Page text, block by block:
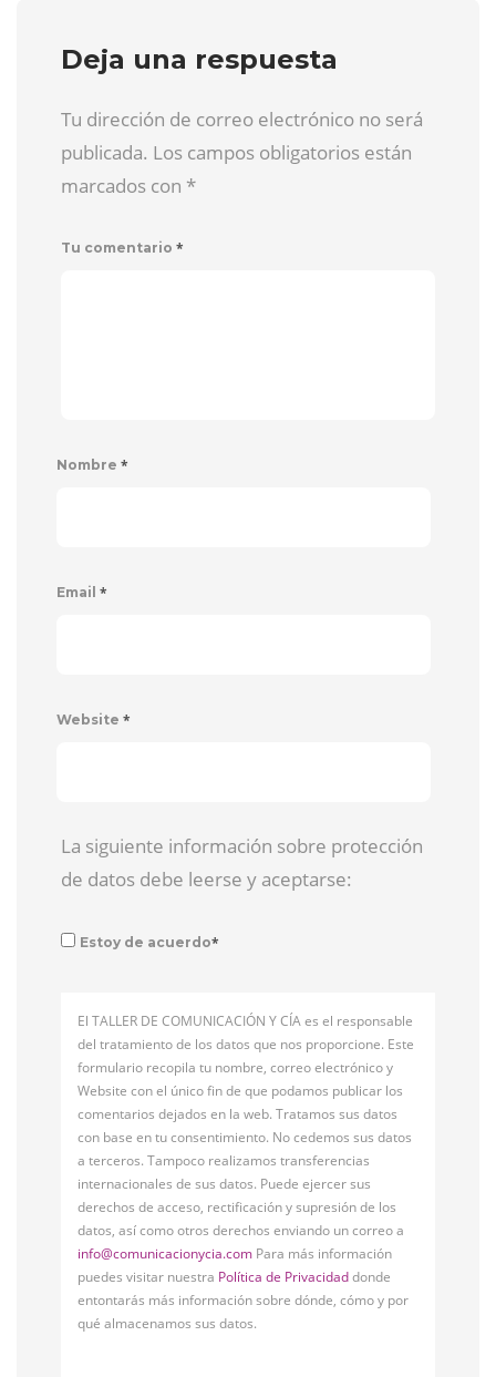
Deja una respuesta
Tu dirección de correo electrónico no será
publicada. Los campos obligatorios están
marcados con *
Tu comentario *
Nombre *
Email *
Website *
La siguiente información sobre protección
de datos debe leerse y aceptarse:
Estoy de acuerdo*
El TALLER DE COMUNICACIÓN Y CÍA es el responsable
del tratamiento de los datos que nos proporcione. Este
formulario recopila tu nombre, correo electrónico y
Website con el único fin de que podamos publicar los
comentarios dejados en la web. Tratamos sus datos
con base en tu consentimiento. No cedemos sus datos
a terceros. Tampoco realizamos transferencias
internacionales de sus datos. Puede ejercer sus
derechos de acceso, rectificación y supresión de los
datos, así como otros derechos enviando un correo a
info@comunicacionycia.com Para más información
puedes visitar nuestra Política de Privacidaddonde
entontarás más información sobre dónde, cómo y por
qué almacenamos sus datos.